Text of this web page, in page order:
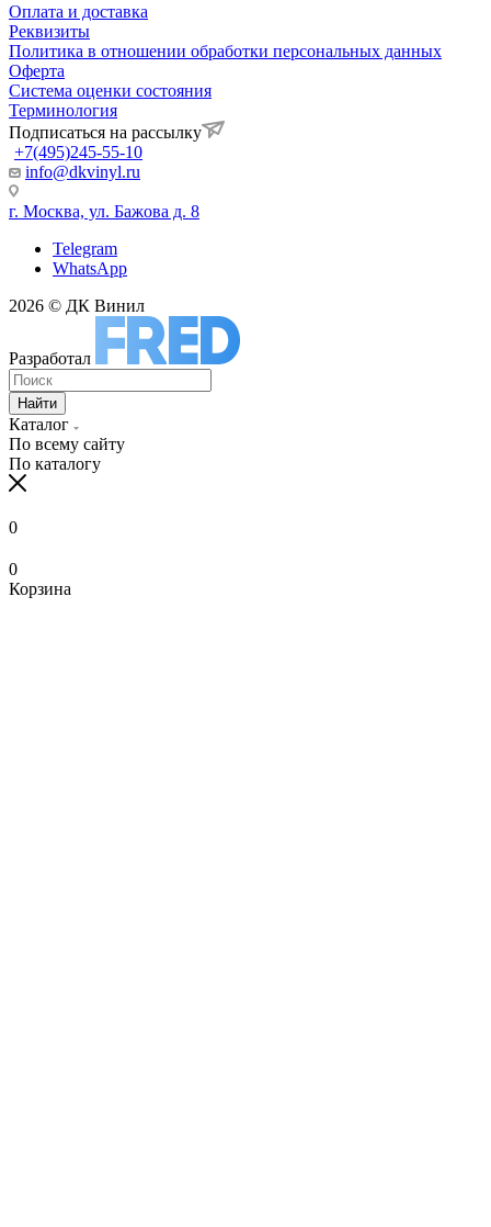
Оплата и доставка
Реквизиты
Политика в отношении обработки персональных данных
Оферта
Система оценки состояния
Терминология
Подписаться на рассылку
+7(495)245-55-10
info@dkvinyl.ru
г. Москва, ул. Бажова д. 8
Telegram
WhatsApp
2026 © ДК Винил
Разработал
Найти
Каталог
По всему сайту
По каталогу
0
0
Корзина